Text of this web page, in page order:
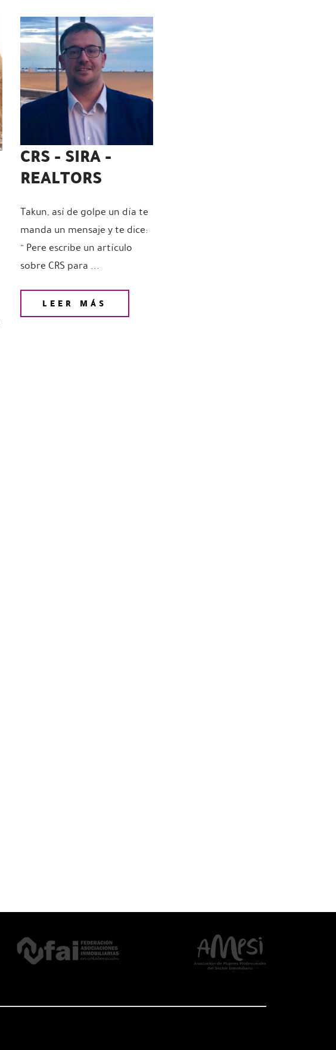
CRS - SIRA -
REALTORS
Takun, así de golpe un día te
manda un mensaje y te dice:
“ Pere escribe un artículo
sobre CRS para ...
LEER MÁS